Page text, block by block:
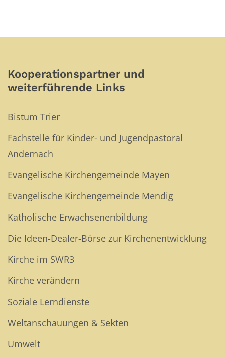
Kooperationspartner und
weiterführende Links
Bistum Trier
Fachstelle für Kinder- und Jugendpastoral
Andernach
Evangelische Kirchengemeinde Mayen
Evangelische Kirchengemeinde Mendig
Katholische Erwachsenenbildung
Die Ideen-Dealer-Börse zur Kirchenentwicklung
Kirche im SWR3
Kirche verändern
Soziale Lerndienste
Weltanschauungen & Sekten
Umwelt